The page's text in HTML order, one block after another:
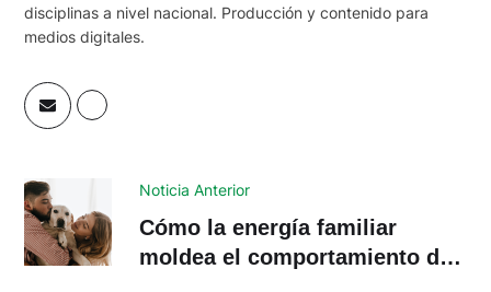
disciplinas a nivel nacional. Producción y contenido para
medios digitales.
Noticia Anterior
Cómo la energía familiar
moldea el comportamiento de